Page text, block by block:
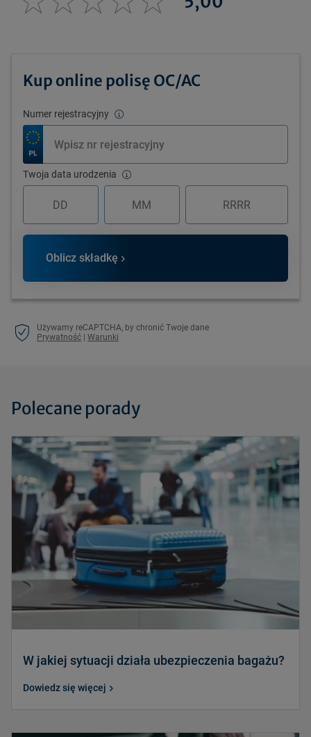
Kup online polisę OC/AC
Numer rejestracyjny
Twoja data urodzenia
Oblicz składkę
Używamy reCAPTCHA, by chronić Twoje dane
Prywatność
Warunki
Polecane porady
W jakiej sytuacji działa ubezpieczenia bagażu?
Dowiedz się więcej